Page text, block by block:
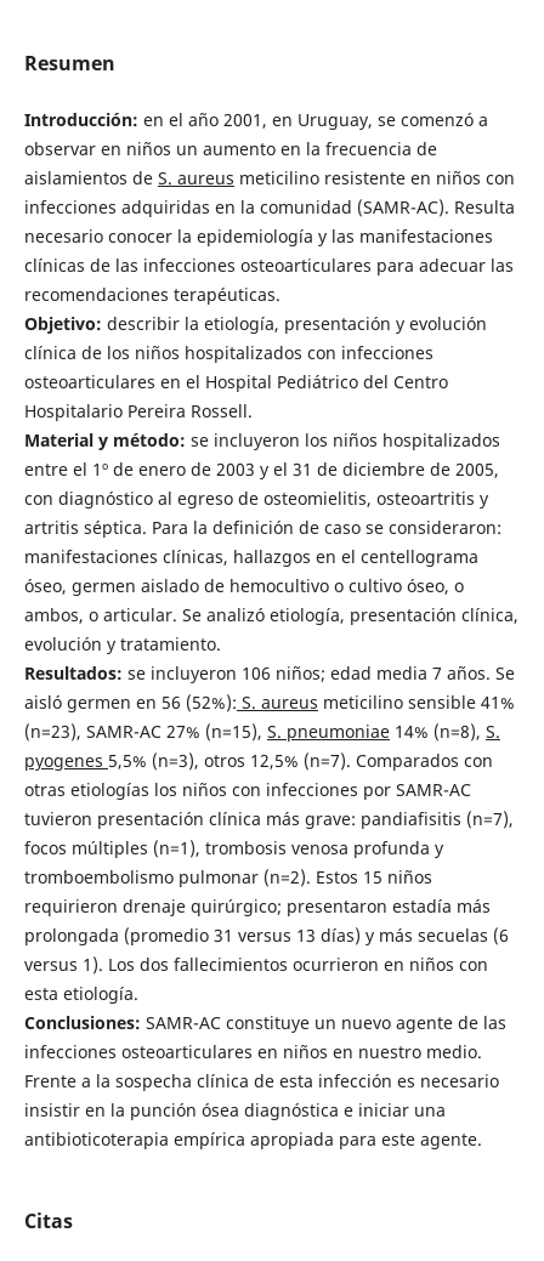
Resumen
Introducción: en el año 2001, en Uruguay, se comenzó a
observar en niños un aumento en la frecuencia de
aislamientos de S. aureus meticilino resistente en niños con
infecciones adquiridas en la comunidad (SAMR-AC). Resulta
necesario conocer la epidemiología y las manifestaciones
clínicas de las infecciones osteoarticulares para adecuar las
recomendaciones terapéuticas.
Objetivo: describir la etiología, presentación y evolución
clínica de los niños hospitalizados con infecciones
osteoarticulares en el Hospital Pediátrico del Centro
Hospitalario Pereira Rossell.
Material y método: se incluyeron los niños hospitalizados
entre el 1º de enero de 2003 y el 31 de diciembre de 2005,
con diagnóstico al egreso de osteomielitis, osteoartritis y
artritis séptica. Para la definición de caso se consideraron:
manifestaciones clínicas, hallazgos en el centellograma
óseo, germen aislado de hemocultivo o cultivo óseo, o
ambos, o articular. Se analizó etiología, presentación clínica,
evolución y tratamiento.
Resultados: se incluyeron 106 niños; edad media 7 años. Se
aisló germen en 56 (52%): S. aureus meticilino sensible 41%
(n=23), SAMR-AC 27% (n=15), S. pneumoniae14% (n=8), S.
pyogenes 5,5% (n=3), otros 12,5% (n=7). Comparados con
otras etiologías los niños con infecciones por SAMR-AC
tuvieron presentación clínica más grave: pandiafisitis (n=7),
focos múltiples (n=1), trombosis venosa profunda y
tromboembolismo pulmonar (n=2). Estos 15 niños
requirieron drenaje quirúrgico; presentaron estadía más
prolongada (promedio 31 versus 13 días) y más secuelas (6
versus 1). Los dos fallecimientos ocurrieron en niños con
esta etiología.
Conclusiones: SAMR-AC constituye un nuevo agente de las
infecciones osteoarticulares en niños en nuestro medio.
Frente a la sospecha clínica de esta infección es necesario
insistir en la punción ósea diagnóstica e iniciar una
antibioticoterapia empírica apropiada para este agente.
Citas